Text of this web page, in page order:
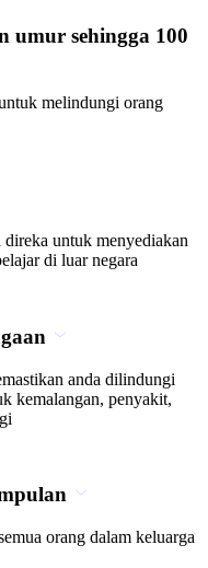
umur sehingga 100
melindungi orang
direka untuk menyediakan
di luar negara
anda dilindungi
kemalangan, penyakit,
orang dalam keluarga